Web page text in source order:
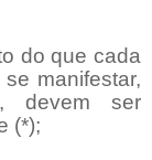
do que cada
manifestar,
devem ser
(*);